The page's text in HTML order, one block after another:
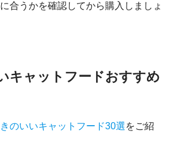
合うかを確認してから購入しましょ
キャットフードおすすめ
のいいキャットフード30選をご紹